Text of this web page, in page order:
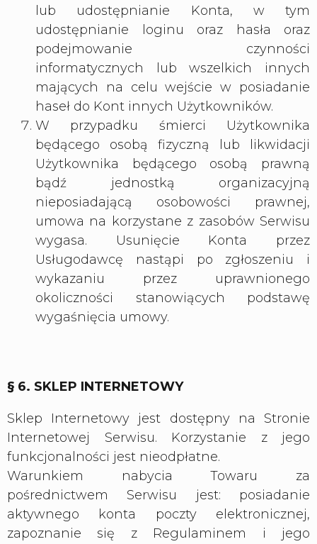
lub udostępnianie Konta, w tym
udostępnianie loginu oraz hasła oraz
podejmowanie czynności
informatycznych lub wszelkich innych
mających na celu wejście w posiadanie
haseł do Kont innych Użytkowników.
W przypadku śmierci Użytkownika
będącego osobą fizyczną lub likwidacji
Użytkownika będącego osobą prawną
bądź jednostką organizacyjną
nieposiadającą osobowości prawnej,
umowa na korzystane z zasobów Serwisu
wygasa. Usunięcie Konta przez
Usługodawcę nastąpi po zgłoszeniu i
wykazaniu przez uprawnionego
okoliczności stanowiących podstawę
wygaśnięcia umowy.
§ 6. SKLEP INTERNETOWY
Sklep Internetowy jest dostępny na Stronie
Internetowej Serwisu. Korzystanie z jego
funkcjonalności jest nieodpłatne.
Warunkiem nabycia Towaru za
pośrednictwem Serwisu jest: posiadanie
aktywnego konta poczty elektronicznej,
zapoznanie się z Regulaminem i jego